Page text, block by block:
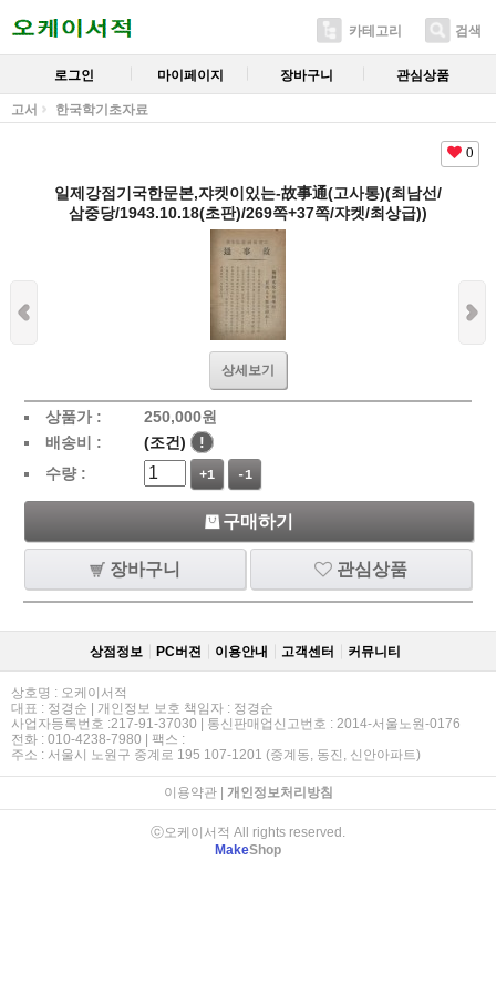
카테고리 검색
로그인 마이페이지 장바구니 관심상품
고서 한국학기초자료
0
일제강점기국한문본,쟈켓이있는-故事通(고사통)(최남선/
삼중당/1943.10.18(초판)/269쪽+37쪽/쟈켓/최상급))
상세보기
상품가 : 250,000원
배송비 :
(조건)
!
수량 :
+1 -1
구매하기
장바구니 관심상품
상점정보 PC버젼 이용안내 고객센터 커뮤니티
상호명 : 오케이서적
대표 : 정경순 | 개인정보 보호 책임자 : 정경순
사업자등록번호 :217-91-37030 | 통신판매업신고번호 : 2014-서울노원-0176
전화 : 010-4238-7980 | 팩스 :
주소 : 서울시 노원구 중계로 195 107-1201 (중계동, 동진, 신안아파트)
이용약관| 개인정보처리방침
ⓒ오케이서적 All rights reserved.
MakeShop